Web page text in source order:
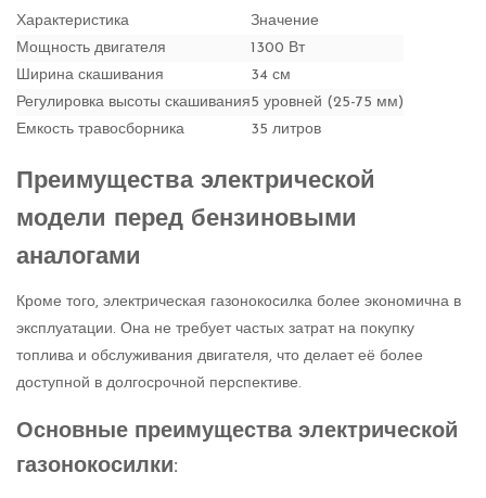
Характеристика
Значение
Мощность двигателя
1300 Вт
Ширина скашивания
34 см
Регулировка высоты скашивания5 уровней (25-75 мм)
Емкость травосборника
35 литров
Преимущества электрической
модели перед бензиновыми
аналогами
Кроме того, электрическая газонокосилка более экономична в
эксплуатации. Она не требует частых затрат на покупку
топлива и обслуживания двигателя, что делает её более
доступной в долгосрочной перспективе.
Основные преимущества электрической
газонокосилки: